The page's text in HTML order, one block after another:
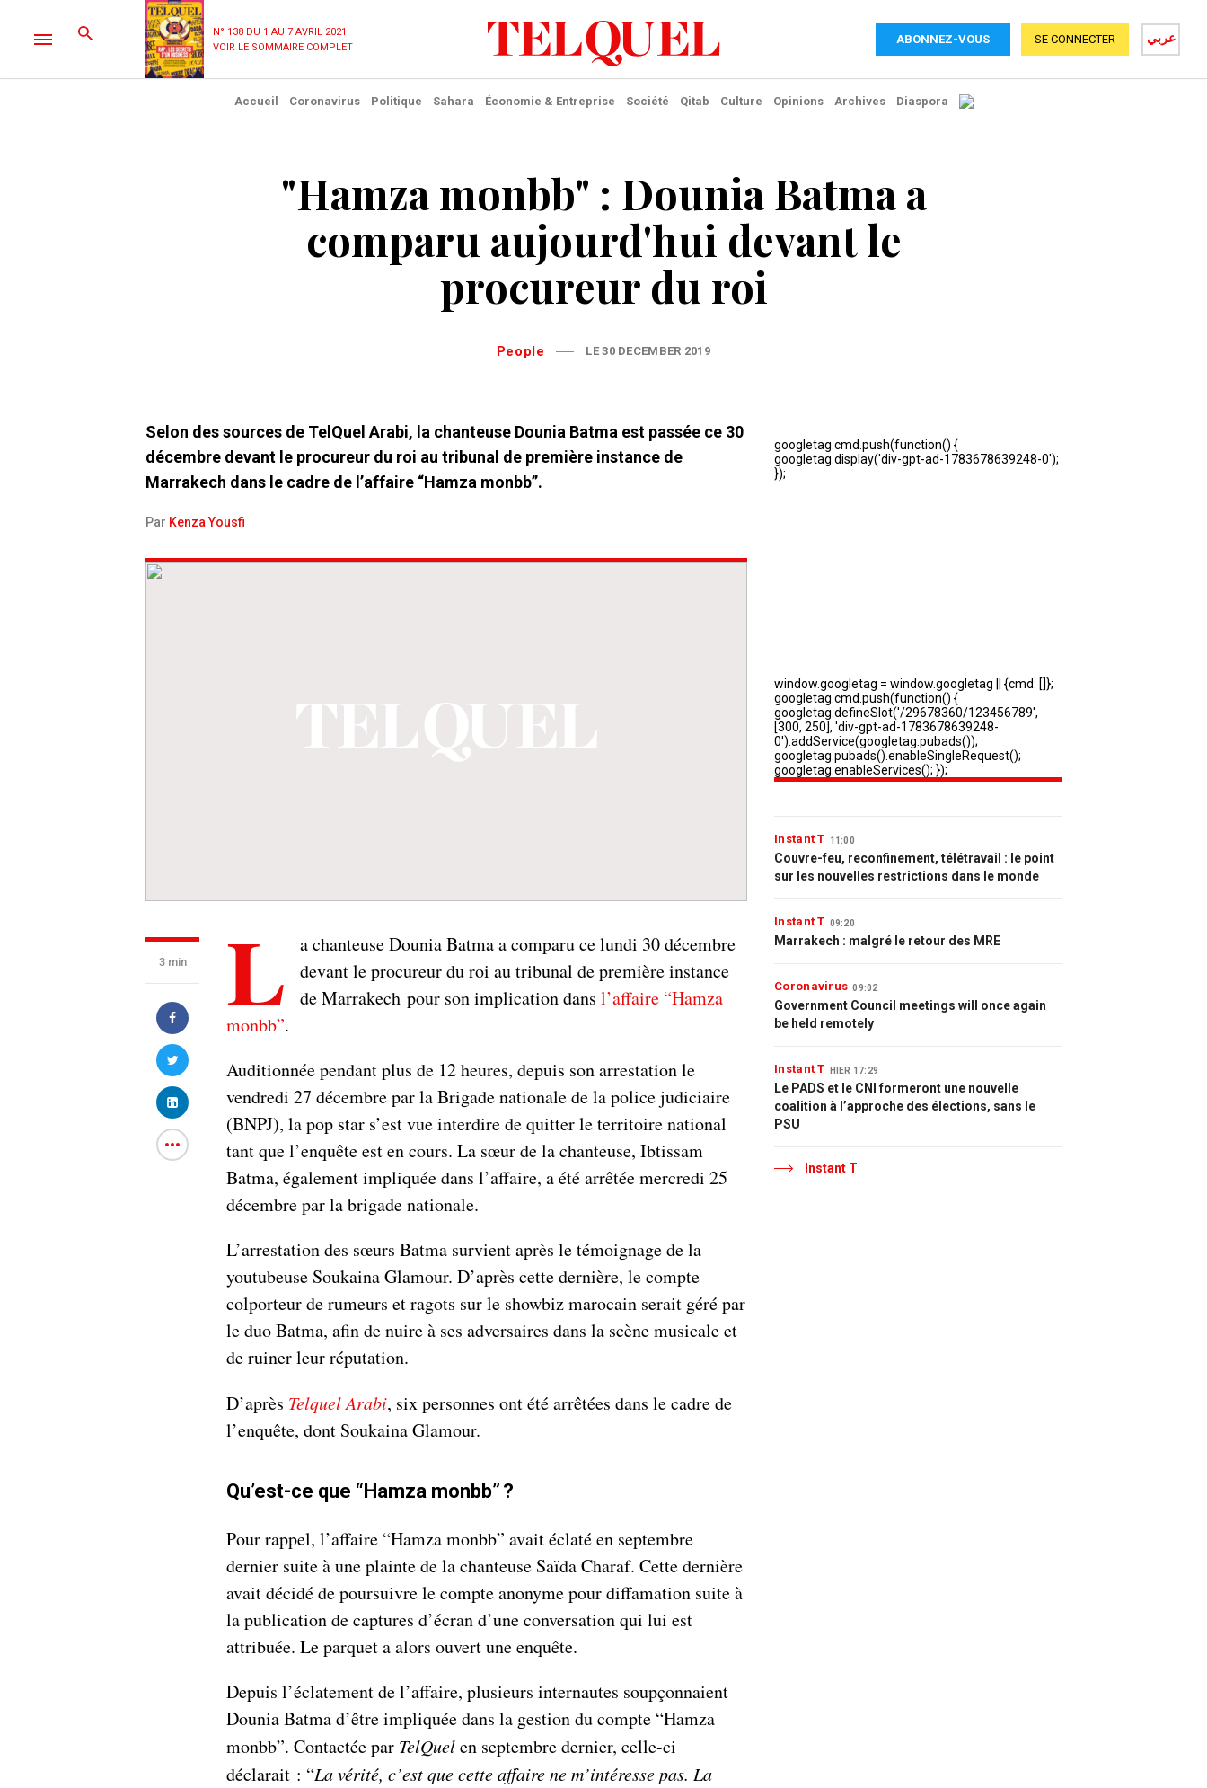
N° 138 DU 1 AU 7 AVRIL 2021
VOIR LE SOMMAIRE COMPLET
ABONNEZ-VOUS عربي SE CONNECTER
Accueil Coronavirus Politique Sahara Économie & Entreprise Société Qitab Culture Opinions Archives Diaspora
"Hamza monbb" : Dounia Batma a
comparu aujourd'hui devant le
procureur du roi
People LE 30 DECEMBER 2019
Selon des sources de TelQuel Arabi, la chanteuse Dounia Batma est passée ce 30
décembre devant le procureur du roi au tribunal de première instance de
Marrakech dans le cadre de l’affaire “Hamza monbb”.
Par Kenza Yousfi
3 min L
a chanteuse Dounia Batma a comparu ce lundi 30 décembre
devant le procureur du roi au tribunal de première instance
de Marrakech pour son implication dans l’affaire “Hamza
monbb”.
Auditionnée pendant plus de 12 heures, depuis son arrestation le
vendredi 27 décembre par la Brigade nationale de la police judiciaire
(BNPJ), la pop star s’est vue interdire de quitter le territoire national
tant que l’enquête est en cours. La sœur de la chanteuse, Ibtissam
Batma, également impliquée dans l’affaire, a été arrêtée mercredi 25
décembre par la brigade nationale.
L’arrestation des sœurs Batma survient après le témoignage de la
youtubeuse Soukaina Glamour. D’après cette dernière, le compte
colporteur de rumeurs et ragots sur le showbiz marocain serait géré par
le duo Batma, afin de nuire à ses adversaires dans la scène musicale et
de ruiner leur réputation.
D’après Telquel Arabi, six personnes ont été arrêtées dans le cadre de
l’enquête, dont Soukaina Glamour.
Qu’est-ce que “Hamza monbb” ?
Pour rappel, l’affaire “Hamza monbb” avait éclaté en septembre
dernier suite à une plainte de la chanteuse Saïda Charaf. Cette dernière
avait décidé de poursuivre le compte anonyme pour diffamation suite à
la publication de captures d’écran d’une conversation qui lui est
attribuée. Le parquet a alors ouvert une enquête.
Depuis l’éclatement de l’affaire, plusieurs internautes soupçonnaient
Dounia Batma d’être impliquée dans la gestion du compte “Hamza
monbb”. Contactée par TelQuelen septembre dernier, celle-ci
déclarait : “La vérité, c’est que cette affaire ne m’intéresse pas. La
Instant T 11:00
Couvre-feu, reconfinement, télétravail : le point
sur les nouvelles restrictions dans le monde
Instant T 09:20
Marrakech : malgré le retour des MRE
Coronavirus 09:02
Government Council meetings will once again
be held remotely
Instant T HIER 17:29
Le PADS et le CNI formeront une nouvelle
coalition à l’approche des élections, sans le
PSU
Instant T